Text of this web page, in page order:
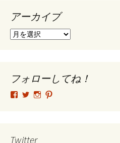
アーカイブ
ア
ブ
フォローしてね！
tsutomu.hattori.33
SottakuninMoai
tsutomu.hattori.33
Twitter